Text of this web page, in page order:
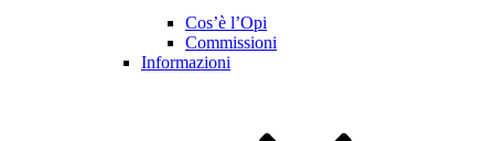
Cos’è l’Opi
Commissioni
Informazioni